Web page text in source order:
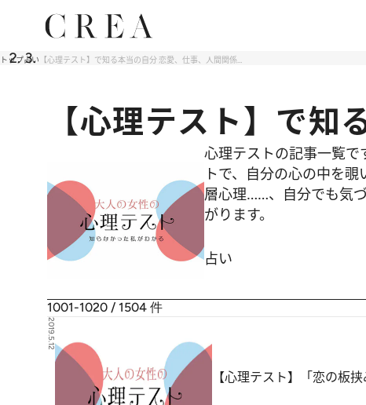
トップ占い 【心理テスト】で知る本当の自分 恋愛、仕事、人間関係…
【心理テスト】で
心理テストの記事一覧で
トで、自分の心の中を
層心理……、自分でも気
がります。
占い
1001-1020 / 1504 件
2019.5.12
【心理テスト】「恋の板